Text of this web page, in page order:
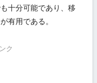
十分可能であり、移
有用である。
ク